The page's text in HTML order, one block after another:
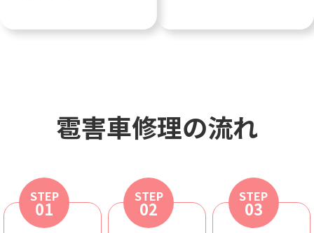
雹害車修理の流れ
STEP
01
STEP
02
STEP
03